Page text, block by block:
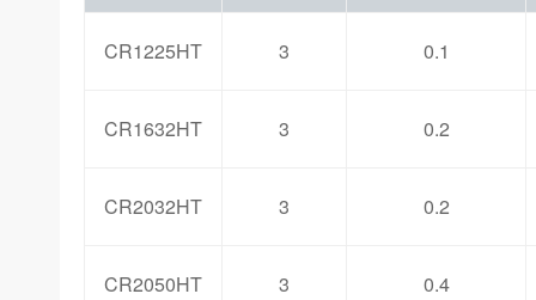
CR1225HT 3 0.1
CR1632HT 3 0.2
CR2032HT 3 0.2
CR2050HT 3 0.4